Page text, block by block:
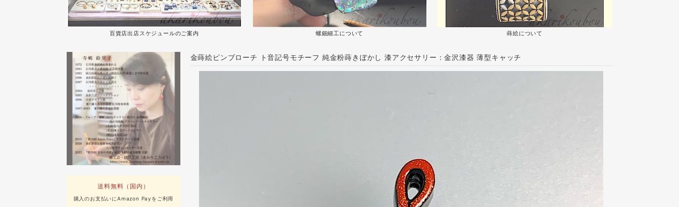
百貨店出店スケジュールのご案内 螺鈿細工について 蒔絵について
送料無料（国内）
購入のお支払いにAmazon Payをご利用
金蒔絵ピンブローチ ト音記号モチーフ 純金粉蒔きぼかし 漆アクセサリー：金沢漆器 薄型キャッチ